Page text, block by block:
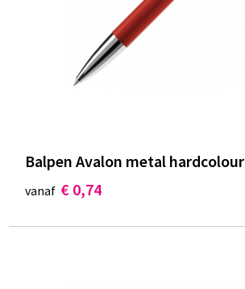
Balpen Avalon metal hardcolour
vanaf € 0,74